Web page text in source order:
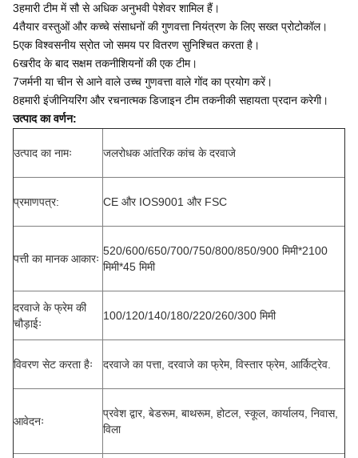
3हमारी टीम में सौ से अधिक अनुभवी पेशेवर शामिल हैं।
4तैयार वस्तुओं और कच्चे संसाधनों की गुणवत्ता नियंत्रण के लिए सख्त प्रोटोकॉल।
5एक विश्वसनीय स्रोत जो समय पर वितरण सुनिश्चित करता है।
6खरीद के बाद सक्षम तकनीशियनों की एक टीम।
7जर्मनी या चीन से आने वाले उच्च गुणवत्ता वाले गोंद का प्रयोग करें।
8हमारी इंजीनियरिंग और रचनात्मक डिजाइन टीम तकनीकी सहायता प्रदान करेगी।
उत्पाद का वर्णन:
उत्पाद का नामः जलरोधक आंतरिक कांच के दरवाजे
प्रमाणपत्र: CE और IOS9001 और FSC
पत्ती का मानक आकारः
520/600/650/700/750/800/850/900 मिमी*2100
मिमी*45 मिमी
दरवाजे के फ्रेम की
चौड़ाईः
100/120/140/180/220/260/300 मिमी
विवरण सेट करता हैः दरवाजे का पत्ता, दरवाजे का फ्रेम, विस्तार फ्रेम, आर्किट्रेव.
आवेदनः
प्रवेश द्वार, बेडरूम, बाथरूम, होटल, स्कूल, कार्यालय, निवास,
विला